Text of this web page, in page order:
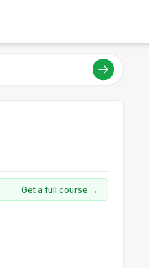
Get a full course →